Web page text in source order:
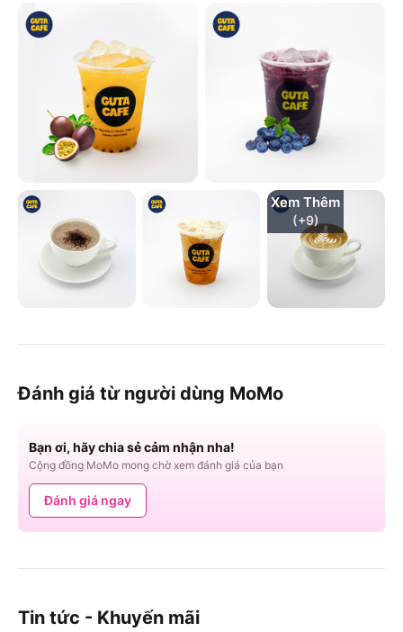
Xem Thêm
(+9)
Đánh giá từ người dùng MoMo
Bạn ơi, hãy chia sẻ cảm nhận nha!
Cộng đồng MoMo mong chờ xem đánh giá của bạn
Đánh giá ngay
Tin tức - Khuyến mãi